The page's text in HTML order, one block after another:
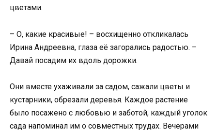
цветами.
– О, какие красивые! – восхищенно откликалась
Ирина Андреевна, глаза её загорались радостью. –
Давай посадим их вдоль дорожки.
Они вместе ухаживали за садом, сажали цветы и
кустарники, обрезали деревья. Каждое растение
было посажено с любовью и заботой, каждый уголок
сада напоминал им о совместных трудах. Вечерами